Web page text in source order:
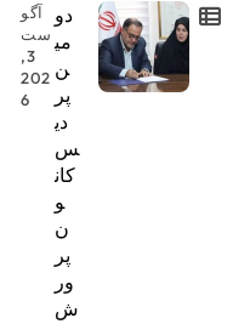
دو
می
ن
پر
دی
س
کان
و
ن
پر
ور
ش
آگو
ست
3,
202
6